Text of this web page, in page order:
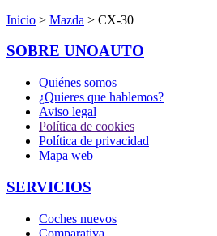
Inicio > Mazda > CX-30
SOBRE UNOAUTO
Quiénes somos
¿Quieres que hablemos?
Aviso legal
Política de cookies
Política de privacidad
Mapa web
SERVICIOS
Coches nuevos
Comparativa